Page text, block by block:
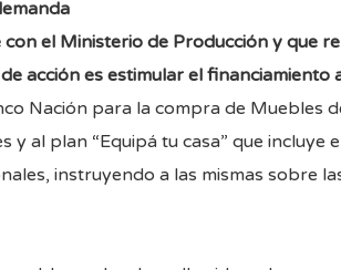
el Ministerio de Producción y que
acción es estimular el financiamiento
Nación para la compra de Muebles
al plan “Equipá tu casa” que incluye
instruyendo a las mismas sobre